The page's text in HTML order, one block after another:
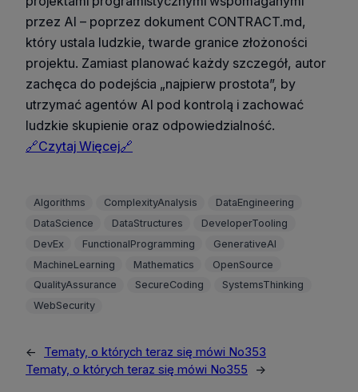
przez AI – poprzez dokument CONTRACT.md,
który ustala ludzkie, twarde granice złożoności
projektu. Zamiast planować każdy szczegół, autor
zachęca do podejścia „najpierw prostota”, by
utrzymać agentów AI pod kontrolą i zachować
ludzkie skupienie oraz odpowiedzialność.
🔗Czytaj Więcej🔗
Algorithms ComplexityAnalysis
DataEngineering
DataScience
DataStructures
DeveloperTooling
DevEx
FunctionalProgramming
GenerativeAI
MachineLearning
Mathematics
OpenSource
QualityAssurance
SecureCoding
SystemsThinking
WebSecurity
←
Tematy, o których teraz się mówi No353
Tematy, o których teraz się mówi No355
→